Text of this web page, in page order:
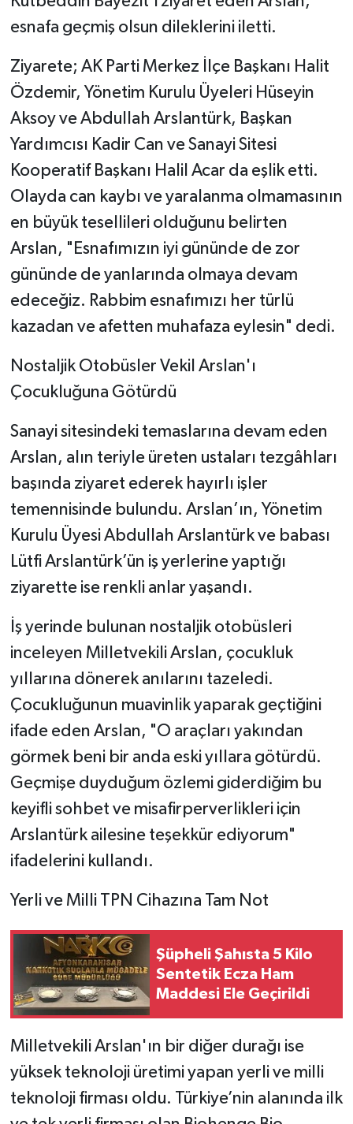
esnafa geçmiş olsun dileklerini iletti.
Ziyarete; AK Parti Merkez İlçe Başkanı Halit
Özdemir, Yönetim Kurulu Üyeleri Hüseyin
Aksoy ve Abdullah Arslantürk, Başkan
Yardımcısı Kadir Can ve Sanayi Sitesi
Kooperatif Başkanı Halil Acar da eşlik etti.
Olayda can kaybı ve yaralanma olmamasının
en büyük tesellileri olduğunu belirten
Arslan, "Esnafımızın iyi gününde de zor
gününde de yanlarında olmaya devam
edeceğiz. Rabbim esnafımızı her türlü
kazadan ve afetten muhafaza eylesin" dedi.
Nostaljik Otobüsler Vekil Arslan'ı
Çocukluğuna Götürdü
Sanayi sitesindeki temaslarına devam eden
Arslan, alın teriyle üreten ustaları tezgâhları
başında ziyaret ederek hayırlı işler
temennisinde bulundu. Arslan’ın, Yönetim
Kurulu Üyesi Abdullah Arslantürk ve babası
Lütfi Arslantürk’ün iş yerlerine yaptığı
ziyarette ise renkli anlar yaşandı.
İş yerinde bulunan nostaljik otobüsleri
inceleyen Milletvekili Arslan, çocukluk
yıllarına dönerek anılarını tazeledi.
Çocukluğunun muavinlik yaparak geçtiğini
ifade eden Arslan, "O araçları yakından
görmek beni bir anda eski yıllara götürdü.
Geçmişe duyduğum özlemi giderdiğim bu
keyifli sohbet ve misafirperverlikleri için
Arslantürk ailesine teşekkür ediyorum"
ifadelerini kullandı.
Yerli ve Milli TPN Cihazına Tam Not
Şüpheli Şahısta 5 Kilo
Sentetik Ecza Ham
Maddesi Ele Geçirildi
Milletvekili Arslan'ın bir diğer durağı ise
yüksek teknoloji üretimi yapan yerli ve milli
teknoloji firması oldu. Türkiye’nin alanında ilk